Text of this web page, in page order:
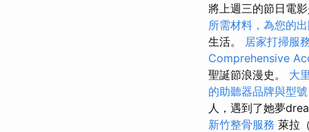
將上週三的節日電
所需材料，為您的
生活。 居家打掃服
Comprehensive
聖誕節浪漫史。 大
的助聽器品牌與型號
人，遇到了她夢
新竹整骨服務 萊拉